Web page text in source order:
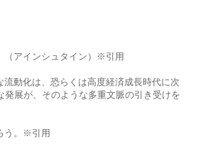
（アインシュタイン）※引用
動化は、恐らくは高度経済成長時代に次
展が、そのような多重文脈の引き受けを
う。※引用